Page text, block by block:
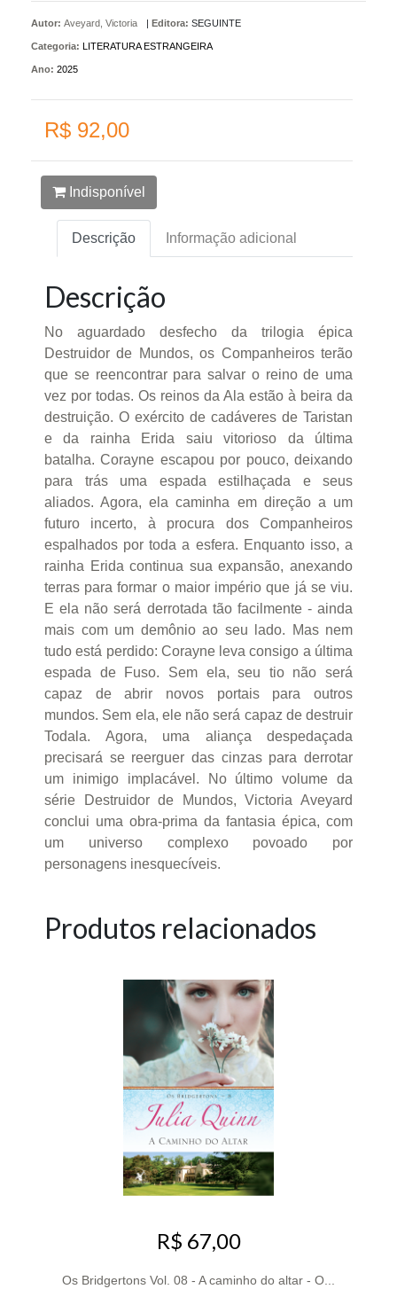
Autor: Aveyard, Victoria Editora: SEGUINTE
Categoria: LITERATURA ESTRANGEIRA
Ano: 2025
R$ 92,00
Indisponível
Descrição Informação adicional
Descrição
No aguardado desfecho da trilogia épica
Destruidor de Mundos, os Companheiros terão
que se reencontrar para salvar o reino de uma
vez por todas. Os reinos da Ala estão à beira da
destruição. O exército de cadáveres de Taristan
e da rainha Erida saiu vitorioso da última
batalha. Corayne escapou por pouco, deixando
para trás uma espada estilhaçada e seus
aliados. Agora, ela caminha em direção a um
futuro incerto, à procura dos Companheiros
espalhados por toda a esfera. Enquanto isso, a
rainha Erida continua sua expansão, anexando
terras para formar o maior império que já se viu.
E ela não será derrotada tão facilmente - ainda
mais com um demônio ao seu lado. Mas nem
tudo está perdido: Corayne leva consigo a última
espada de Fuso. Sem ela, seu tio não será
capaz de abrir novos portais para outros
mundos. Sem ela, ele não será capaz de destruir
Todala. Agora, uma aliança despedaçada
precisará se reerguer das cinzas para derrotar
um inimigo implacável. No último volume da
série Destruidor de Mundos, Victoria Aveyard
conclui uma obra-prima da fantasia épica, com
um universo complexo povoado por
personagens inesquecíveis.
Produtos relacionados
R$ 67,00
Os Bridgertons Vol. 08 - A caminho do altar - O...